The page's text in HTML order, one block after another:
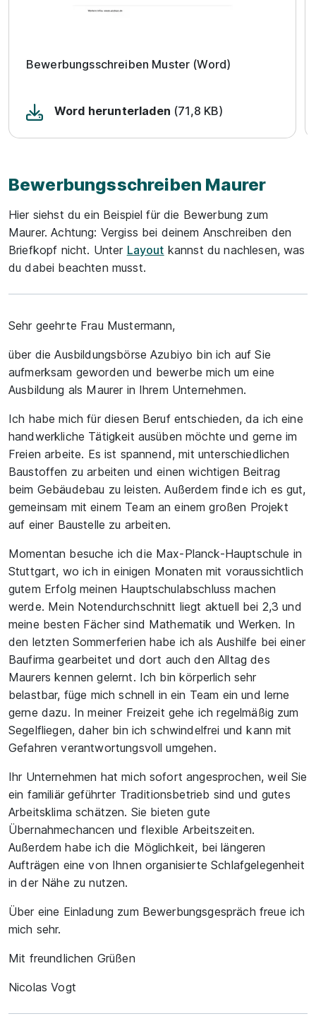
Bewerbungsschreiben Muster (Word)
Word herunterladen (71,8 KB)
Bewerbungsschreiben Maurer
Hier siehst du ein Beispiel für die Bewerbung zum
Maurer. Achtung: Vergiss bei deinem Anschreiben den
Briefkopf nicht. Unter Layout kannst du nachlesen, was
du dabei beachten musst.
Sehr geehrte Frau Mustermann,
über die Ausbildungsbörse Azubiyo bin ich auf Sie
aufmerksam geworden und bewerbe mich um eine
Ausbildung als Maurer in Ihrem Unternehmen.
Ich habe mich für diesen Beruf entschieden, da ich eine
handwerkliche Tätigkeit ausüben möchte und gerne im
Freien arbeite. Es ist spannend, mit unterschiedlichen
Baustoffen zu arbeiten und einen wichtigen Beitrag
beim Gebäudebau zu leisten. Außerdem finde ich es gut,
gemeinsam mit einem Team an einem großen Projekt
auf einer Baustelle zu arbeiten.
Momentan besuche ich die Max-Planck-Hauptschule in
Stuttgart, wo ich in einigen Monaten mit voraussichtlich
gutem Erfolg meinen Hauptschulabschluss machen
werde. Mein Notendurchschnitt liegt aktuell bei 2,3 und
meine besten Fächer sind Mathematik und Werken. In
den letzten Sommerferien habe ich als Aushilfe bei einer
Baufirma gearbeitet und dort auch den Alltag des
Maurers kennen gelernt. Ich bin körperlich sehr
belastbar, füge mich schnell in ein Team ein und lerne
gerne dazu. In meiner Freizeit gehe ich regelmäßig zum
Segelfliegen, daher bin ich schwindelfrei und kann mit
Gefahren verantwortungsvoll umgehen.
Ihr Unternehmen hat mich sofort angesprochen, weil Sie
ein familiär geführter Traditionsbetrieb sind und gutes
Arbeitsklima schätzen. Sie bieten gute
Übernahmechancen und flexible Arbeitszeiten.
Außerdem habe ich die Möglichkeit, bei längeren
Aufträgen eine von Ihnen organisierte Schlafgelegenheit
in der Nähe zu nutzen.
Über eine Einladung zum Bewerbungsgespräch freue ich
mich sehr.
Mit freundlichen Grüßen
Nicolas Vogt